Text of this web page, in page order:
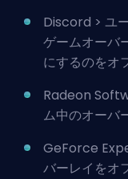
Discord > ユ
ゲームオーバ
にするのをオ
Radeon
ム中のオーバ
GeForce
バーレイをオ